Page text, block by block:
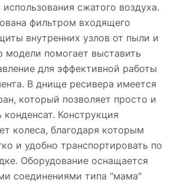
сжатого воздуха.
фильтром входящего
внутренних узлов от пыли и
модели помогает выставить
для эффективной работы
В днище ресивера имеется
который позволяет просто и
Конструкция
колеса, благодаря которым
и удобно транспортировать по
Оборудование оснащается
соединениями типа "мама"